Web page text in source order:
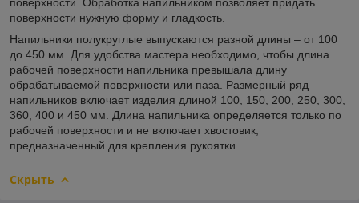
поверхности нужную форму и гладкость.
Напильники полукруглые выпускаются разной длины – от 100
до 450 мм. Для удобства мастера необходимо, чтобы длина
рабочей поверхности напильника превышала длину
обрабатываемой поверхности или паза. Размерный ряд
напильников включает изделия длиной 100, 150, 200, 250, 300,
360, 400 и 450 мм. Длина напильника определяется только по
рабочей поверхности и не включает хвостовик,
предназначенный для крепления рукоятки.
Скрыть